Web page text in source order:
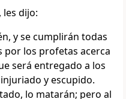
les dijo:
y se cumplirán todas
por los profetas acerca
será entregado a los
y escupido.
lo matarán; pero al